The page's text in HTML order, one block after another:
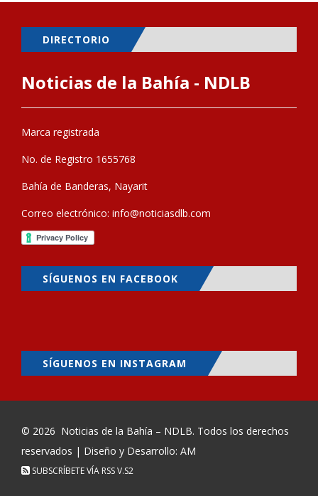
DIRECTORIO
Noticias de la Bahía - NDLB
Marca registrada
No. de Registro 1655768
Bahía de Banderas, Nayarit
Correo electrónico: info@noticiasdlb.com
SÍGUENOS EN FACEBOOK
SÍGUENOS EN INSTAGRAM
© 2026 Noticias de la Bahía – NDLB. Todos los derechos
reservados | Diseño y Desarrollo: AM
SUBSCRÍBETE VÍA RSSV.S2